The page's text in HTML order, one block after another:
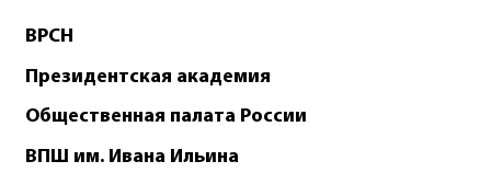
ВРСН
Президентская академия
Общественная палата России
ВПШ им. Ивана Ильина